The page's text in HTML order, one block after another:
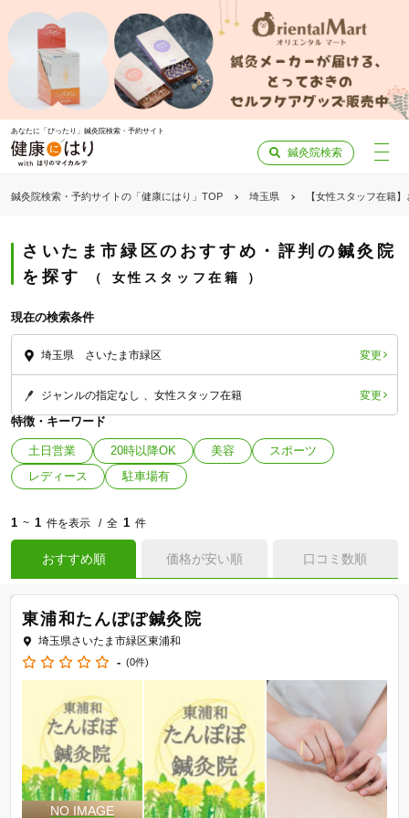
あなたに「ぴったり」鍼灸院検索・予約サイト
鍼灸院検索
鍼灸院検索・予約サイトの「健康にはり」TOP 埼玉県 【女性スタッフ在籍
さいたま市緑区のおすすめ・評判の鍼灸院
を探す
女性スタッフ在籍
現在の検索条件
埼玉県 さいたま市緑区 変更
ジャンルの指定なし 女性スタッフ在籍 変更
特徴・キーワード
土日営業 20時以降OK 美容
スポーツ
レディース
駐車場有
1 ~ 1 件を表示 全 1 件
おすすめ順 価格が安い順 口コミ数順
東浦和たんぽぽ鍼灸院
埼玉県さいたま市緑区東浦和
- (0件)
「健康にはりを見た」